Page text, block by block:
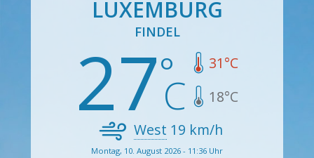
LUXEMBURG
FINDEL
27 31°C
18°C
West 19 km/h
Montag, 10. August 2026 - 11:36 Uhr